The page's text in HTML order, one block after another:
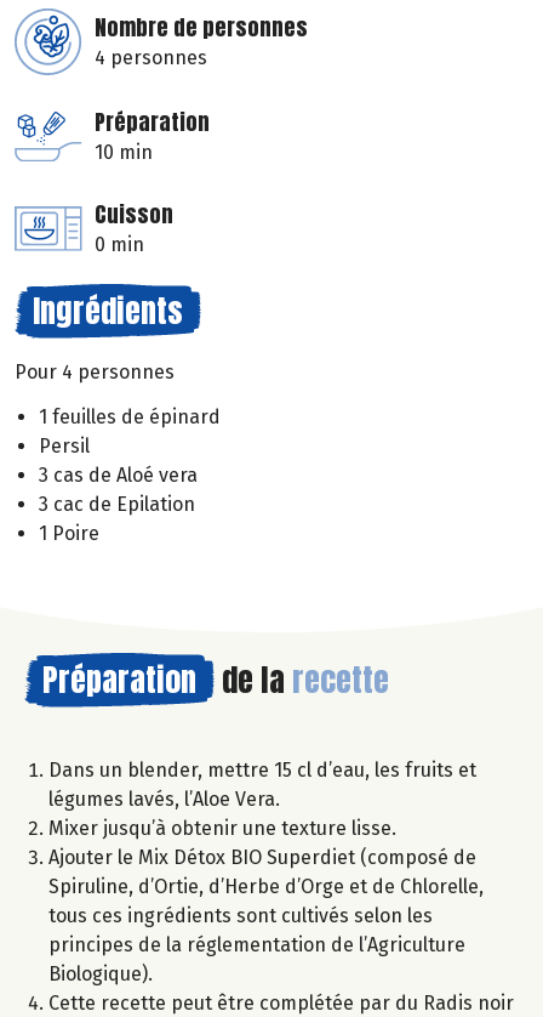
Nombre de personnes
4 personnes
Préparation
10 min
Cuisson
0 min
Ingrédients
Pour 4 personnes
1 feuilles de épinard
Persil
3 cas de Aloé vera
3 cac de Epilation
1 Poire
Préparation de la recette
Dans un blender, mettre 15 cl d’eau, les fruits et
légumes lavés, l’Aloe Vera.
Mixer jusqu’à obtenir une texture lisse.
Ajouter le Mix Détox BIO Superdiet (composé de
Spiruline, d’Ortie, d’Herbe d’Orge et de Chlorelle,
tous ces ingrédients sont cultivés selon les
principes de la réglementation de l’Agriculture
Biologique).
Cette recette peut être complétée par du Radis noir